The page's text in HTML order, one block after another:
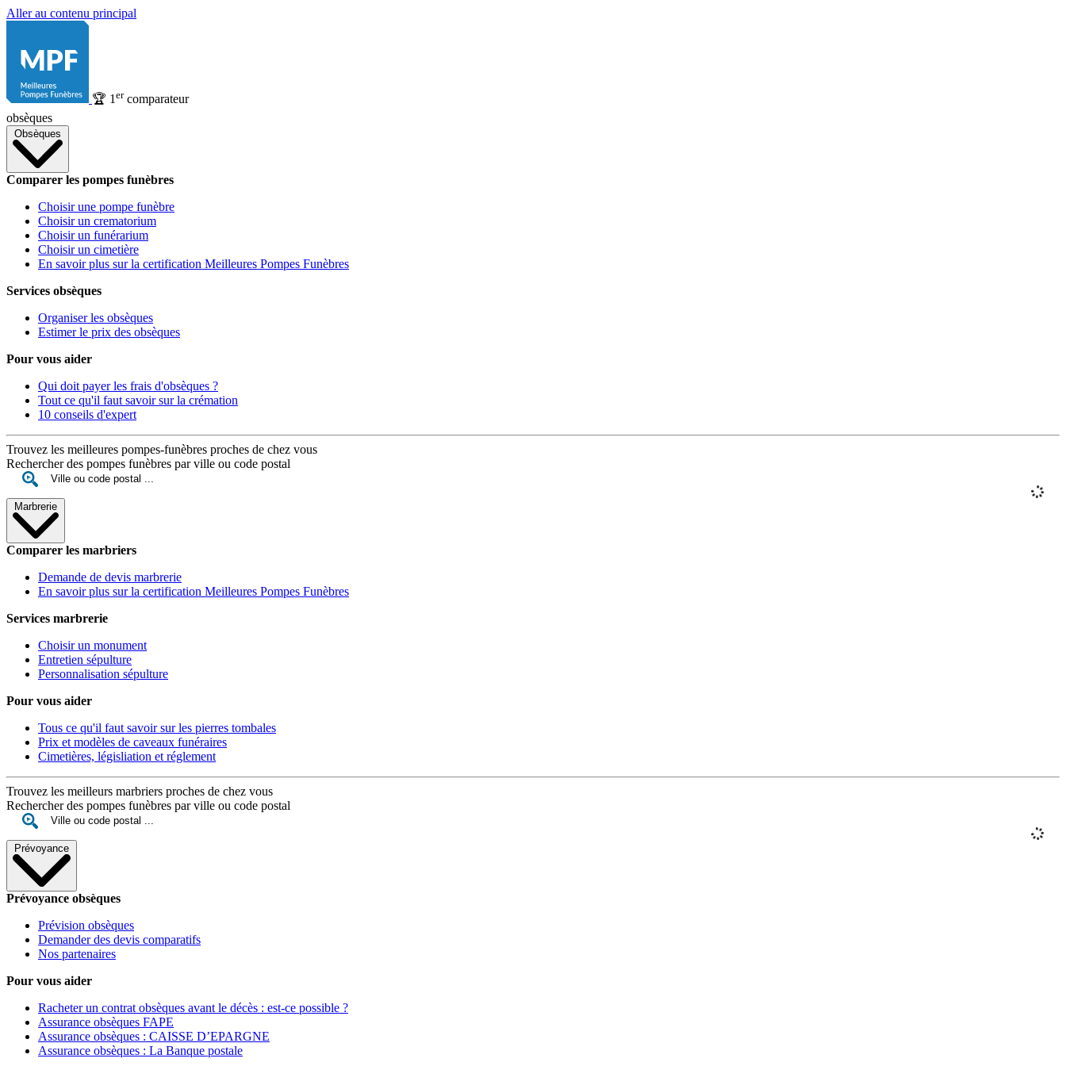
Aller au contenu principal
🏆 1 ercomparateur
obsèques
Obsèques
Comparer les pompes funèbres
Choisir une pompe funèbre
Choisir un crematorium
Choisir un funérarium
Choisir un cimetière
En savoir plus sur la certification Meilleures Pompes Funèbres
Services obsèques
Organiser les obsèques
Estimer le prix des obsèques
Pour vous aider
Qui doit payer les frais d'obsèques ?
Tout ce qu'il faut savoir sur la crémation
10 conseils d'expert
Trouvez les meilleures pompes-funèbres proches de chez vous
Rechercher des pompes funèbres par ville ou code postal
Marbrerie
Comparer les marbriers
Demande de devis marbrerie
En savoir plus sur la certification Meilleures Pompes Funèbres
Services marbrerie
Choisir un monument
Entretien sépulture
Personnalisation sépulture
Pour vous aider
Tous ce qu'il faut savoir sur les pierres tombales
Prix et modèles de caveaux funéraires
Cimetières, législiation et réglement
Trouvez les meilleurs marbriers proches de chez vous
Rechercher des pompes funèbres par ville ou code postal
Prévoyance
Prévoyance obsèques
Prévision obsèques
Demander des devis comparatifs
Nos partenaires
Pour vous aider
Racheter un contrat obsèques avant le décès : est-ce possible ?
Assurance obsèques FAPE
Assurance obsèques : CAISSE D’EPARGNE
Assurance obsèques : La Banque postale